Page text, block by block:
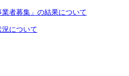
者募集」の結果について
について